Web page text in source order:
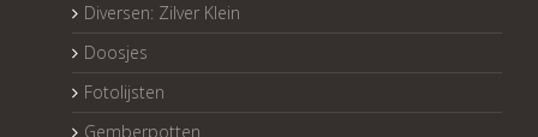
Diversen: Zilver Klein
Doosjes
Fotolijsten
Gemberpotten